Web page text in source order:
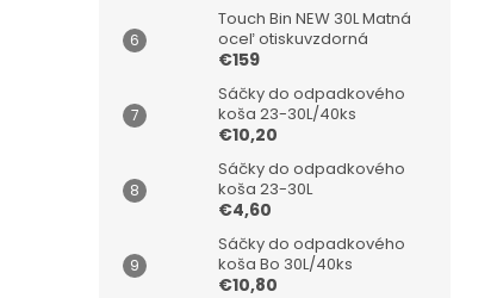
Touch Bin NEW 30L Matná
oceľ otiskuvzdorná
€159
Sáčky do odpadkového
koša 23-30L/40ks
€10,20
Sáčky do odpadkového
koša 23-30L
€4,60
Sáčky do odpadkového
koša Bo 30L/40ks
€10,80